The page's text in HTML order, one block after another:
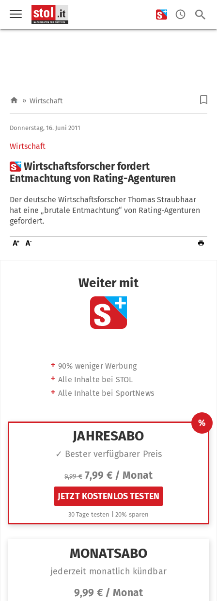
» Wirtschaft
Wirtschaft
Donnerstag, 16. Juni 2011
Wirtschaftsforscher fordert
Entmachtung von Rating-Agenturen
Der deutsche Wirtschaftsforscher Thomas Straubhaar
hat eine „brutale Entmachtung“ von Rating-Agenturen
gefordert.